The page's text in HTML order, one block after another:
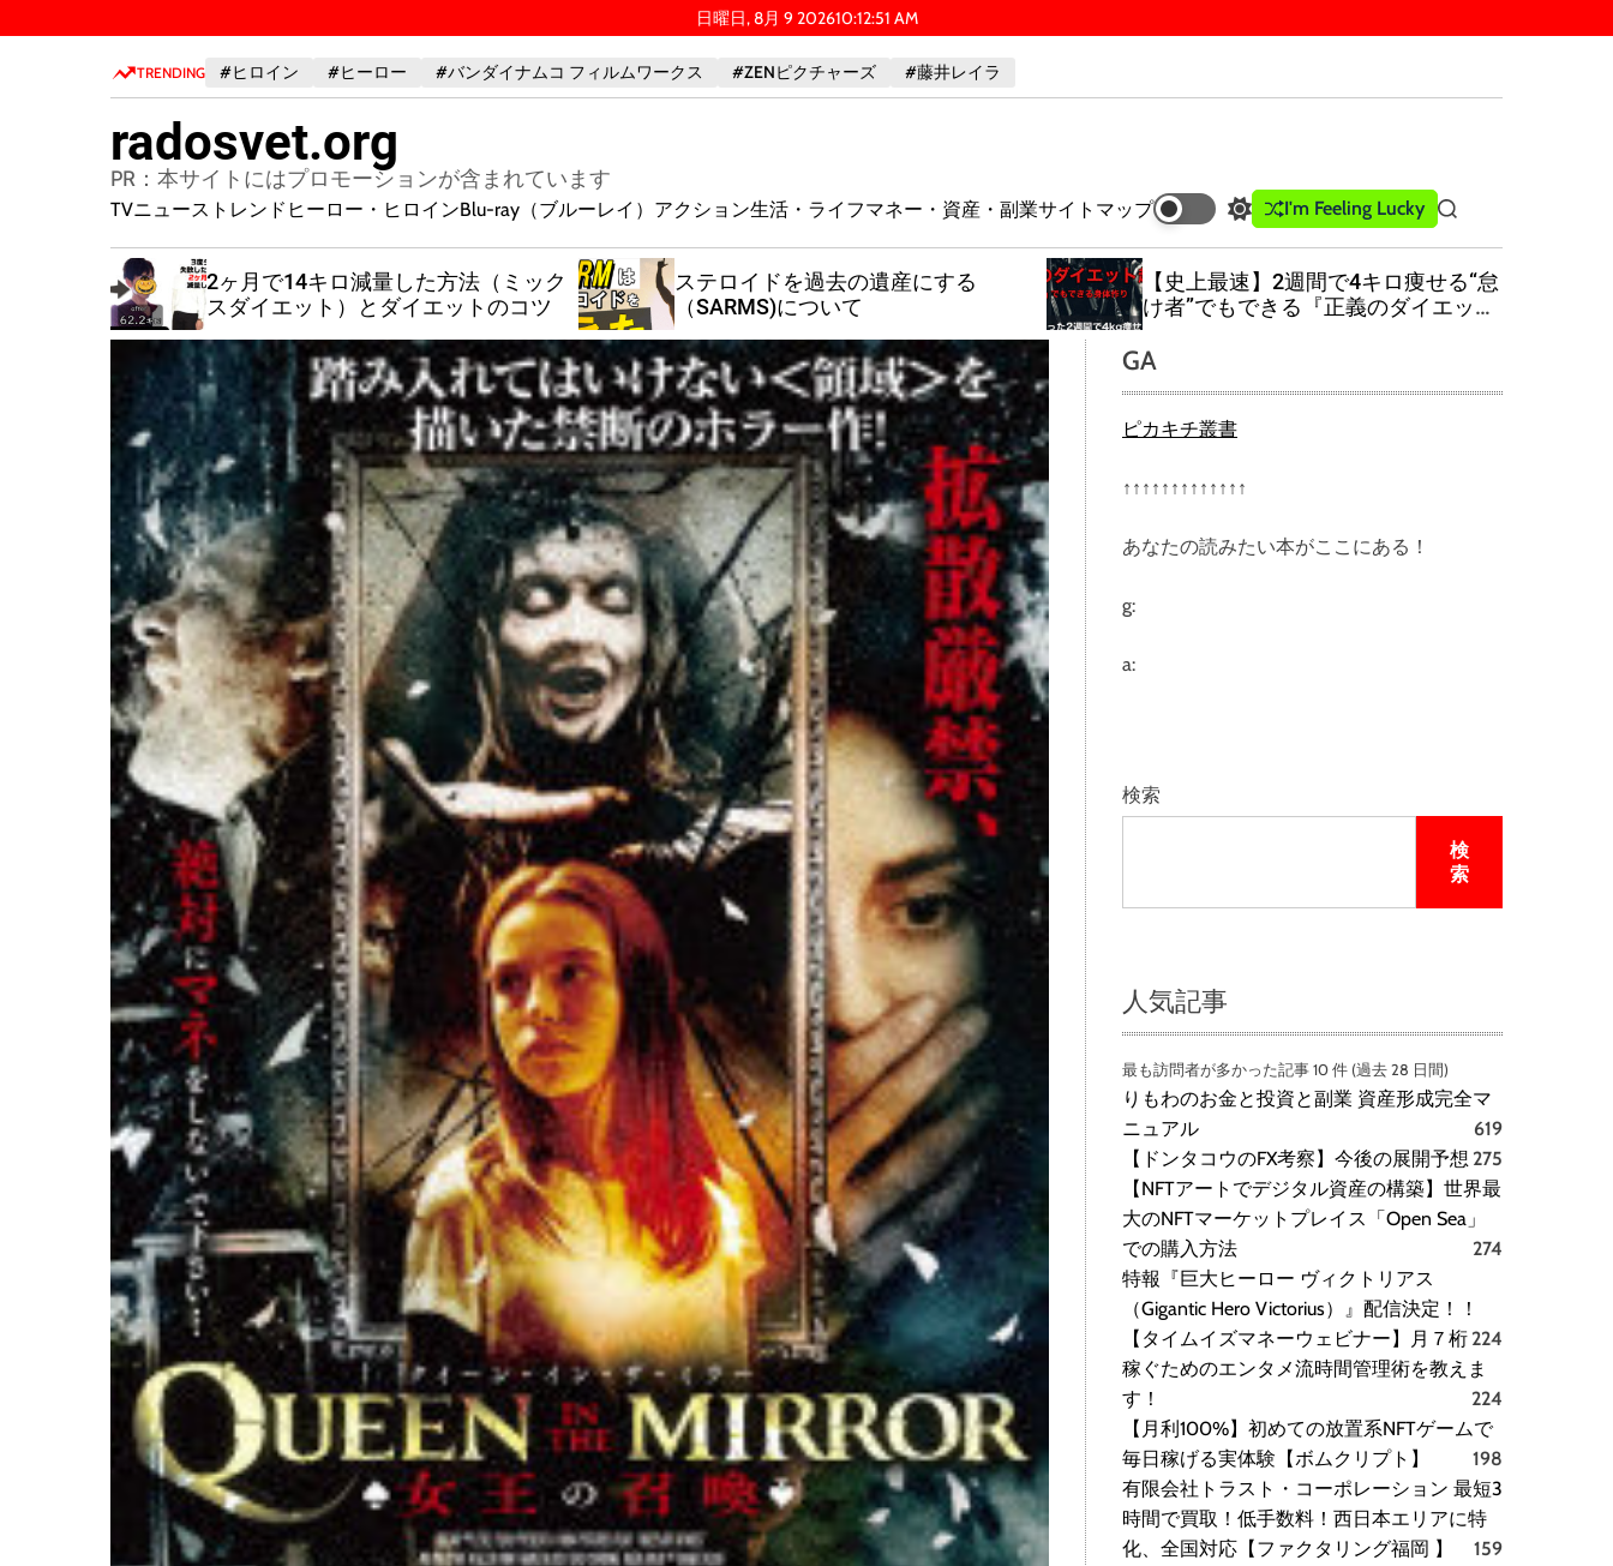
k
日曜日, 8月 9 202610:12:52 AM
TRENDING #ヒロイン #ヒーロー #バンダイナムコ フィルムワークス #ZENピクチャーズ #藤井レイラ
radosvet.org
PR：本サイトにはプロモーションが含まれています
TVニューストレンド ヒーロー・ヒロインBlu-ray（ブルーレイ） アクション生活・ライフマネー・資産・副業サイトマップ
S
w
t
c
o
o
m
e
I'm Feeling Lucky
S
e
r
c
2ヶ月で14キロ減量した方法（ミック
スダイエット）とダイエットのコツ
ステロイドを過去の遺産にする
（SARMS)について
【史上最速】2週間で4キロ痩せる“怠
け者”でもできる『正義のダイエット
GA
ピカキチ叢書
↑↑↑↑↑↑↑↑↑↑↑↑↑
あなたの読みたい本がここにある！
g:
a:
検索
検
索
人気記事
最も訪問者が多かった記事 10 件 (過去 28 日間)
りもわのお金と投資と副業 資産形成完全マ
ニュアル
619
【ドンタコウのFX考察】今後の展開予想 275
【NFTアートでデジタル資産の構築】世界最
大のNFTマーケットプレイス「Open Sea」
での購入方法
274
特報『巨大ヒーロー ヴィクトリアス
（Gigantic Hero Victorius）』配信決定！！
224
【タイムイズマネーウェビナー】月７桁
稼ぐためのエンタメ流時間管理術を教えま
す！
224
【月利100%】初めての放置系NFTゲームで
毎日稼げる実体験【ボムクリプト】
198
有限会社トラスト・コーポレーション 最短3
時間で買取！低手数料！西日本エリアに特
化、全国対応【ファクタリング福岡 】
159